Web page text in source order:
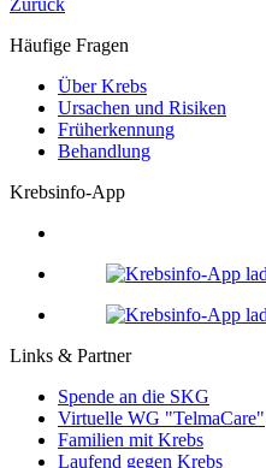
Häufige Fragen
Über Krebs
Ursachen und Risiken
Früherkennung
Behandlung
Krebsinfo-App
Links & Partner
Spende an die SKG
Virtuelle WG "TelmaCare"
Familien mit Krebs
Laufend gegen Krebs